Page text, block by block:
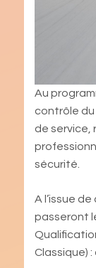
Au
contrôle
de service,
sécurité.
A l’issue
passeront
Classique)